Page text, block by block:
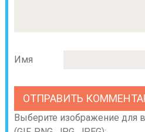
Имя
Выберите изображение для